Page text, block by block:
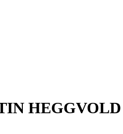
HEGGVOLD